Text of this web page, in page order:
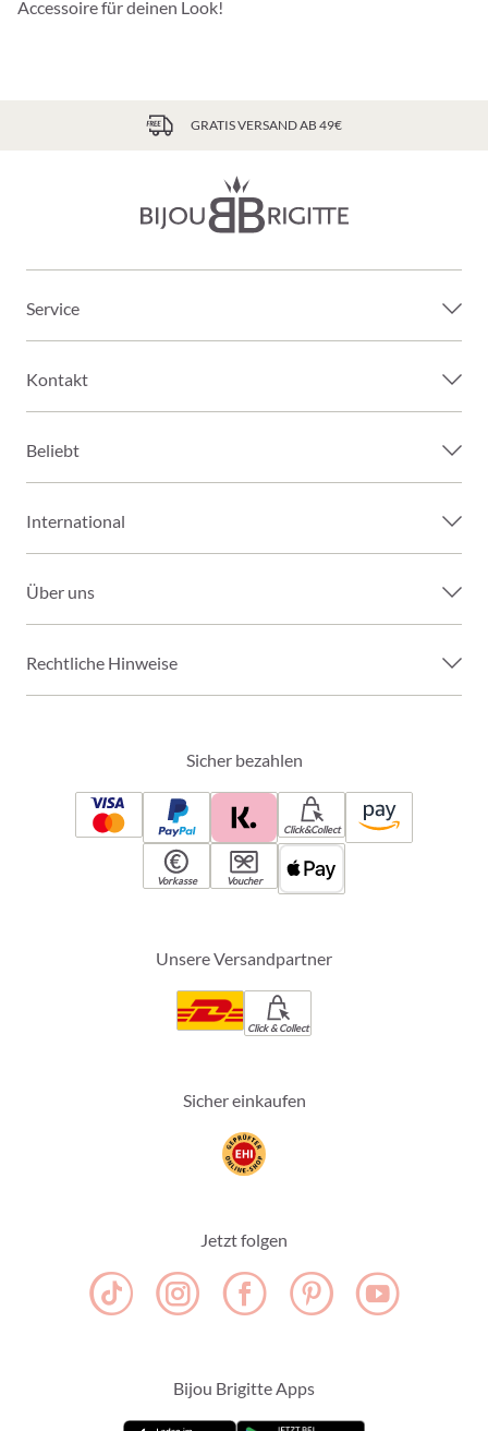
Accessoire für deinen Look!
GRATIS VERSAND AB 49€
Service
Kontakt
Beliebt
International
Über uns
Rechtliche Hinweise
Sicher bezahlen
Click&Collect
Vorkasse Voucher
Unsere Versandpartner
Click & Collect
Sicher einkaufen
Jetzt folgen
Bijou Brigitte Apps